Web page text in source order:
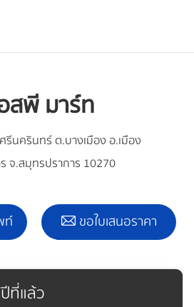
สพี มาร์ท
นครินทร์ ต.บางเมือง อ.เมือง
จ.สมุทรปราการ 10270
ท์ ขอใบเสนอราคา
ที่แล้ว